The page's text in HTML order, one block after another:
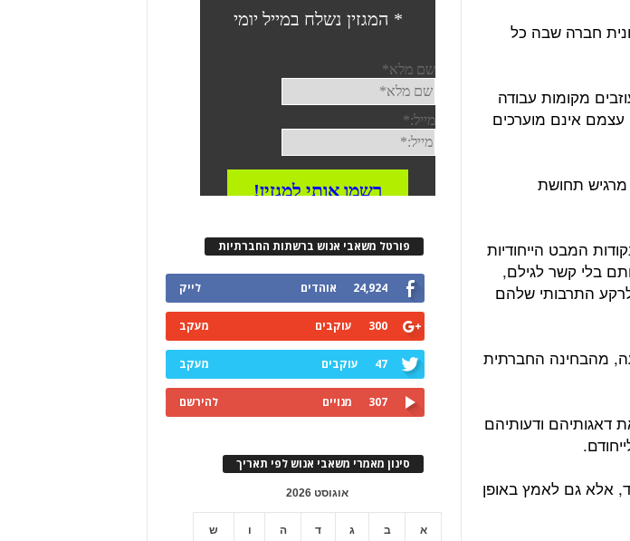
חברה שבה כל
מקומות עבודה
אינם מוערכים
מרגיש תחושת
המבט הייחודיות
בלי קשר לגילם,
התרבותי שלהם
מהבחינה החברתית
דאגותיהם ודעותיהם
אלא גם לאמץ באופן
פורטל משאבי אנוש ברשתות החברתיות
24,924 אוהדים לייק
300 עוקבים מעקב
47 עוקבים מעקב
307 מנויים להירשם
סינון מאמרי משאבי אנוש לפי תאריך
אוגוסט 2026
א ב ג ד ה ו ש